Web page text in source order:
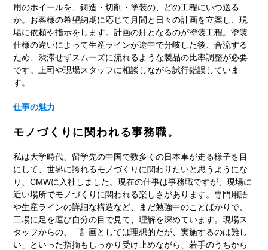
用のホイールを、鋳造・切削・塗装の、どの工程にいつ送る
か。お客様の希望納期に応じて月間と日々の計画を立案し、現
場に依頼や指示をします。計画の肝となるのが塗装工程。塗装
仕様の違いによって生産ラインが途中で分岐した後、合流する
ため、渋滞せずスムーズに流れるような製品の比率調整が必要
です。上司や現場スタッフに相談しながら試行錯誤していま
す。
仕事の魅力
モノづくりに関われる事務職。
私は大学時代、留学先の中国で数多くの日本車が走る様子を目
にして、世界に誇れるモノづくりに関わりたいと思うようにな
り、CMWに入社しました。現在の仕事は事務職ですが、現場に
近い場所でモノづくりに関われる楽しさがあります。専門用語
や生産ラインの詳細な構造など、まだ勉強中のことばかりで、
工場に足を運び自分の目で見て、理解を深めています。現場ス
タッフからの、「計画としては理想的だが、実施するのは難し
い」といった指摘もしっかり受け止めながら、若手のうちから